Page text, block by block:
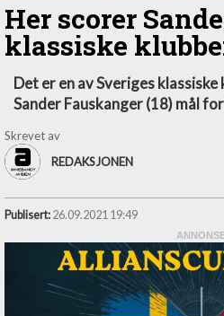
Her scorer
klassiske
Det er en av Sveriges
Sander Fauskanger (18) mål
Skrevet av
REDAKSJONEN
Publisert: 26.09.2021 19:49